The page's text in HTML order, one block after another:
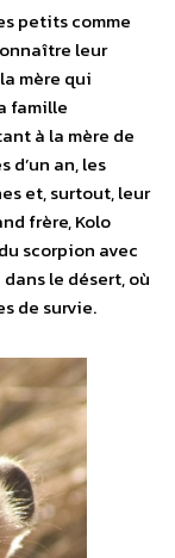
petits comme
leur
mère qui
famille
à la mère de
d’un an, les
et, surtout, leur
frère, Kolo
scorpion avec
le désert, où
de survie.